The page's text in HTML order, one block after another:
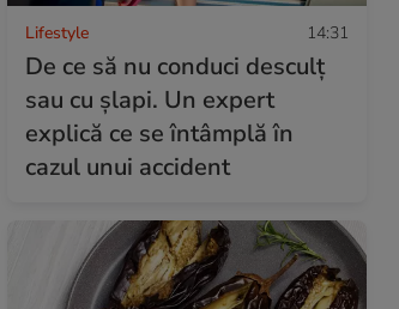
Lifestyle 14:31
De ce să nu conduci desculț
sau cu șlapi. Un expert
explică ce se întâmplă în
cazul unui accident